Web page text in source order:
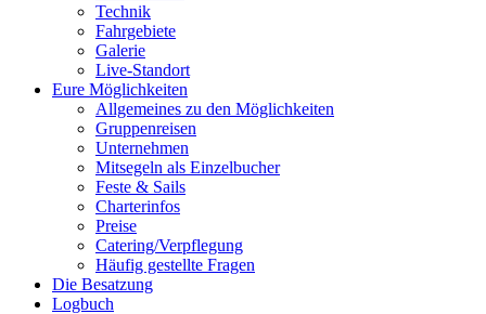
Technik
Fahrgebiete
Galerie
Live-Standort
Eure Möglichkeiten
Allgemeines zu den Möglichkeiten
Gruppenreisen
Unternehmen
Mitsegeln als Einzelbucher
Feste & Sails
Charterinfos
Preise
Catering/Verpflegung
Häufig gestellte Fragen
Die Besatzung
Logbuch